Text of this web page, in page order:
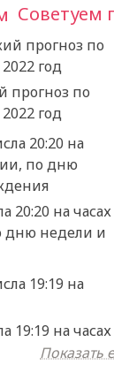
Советуем
прогноз по
год
20:20 на часах
дню недели и
19:19 на часах
Показать